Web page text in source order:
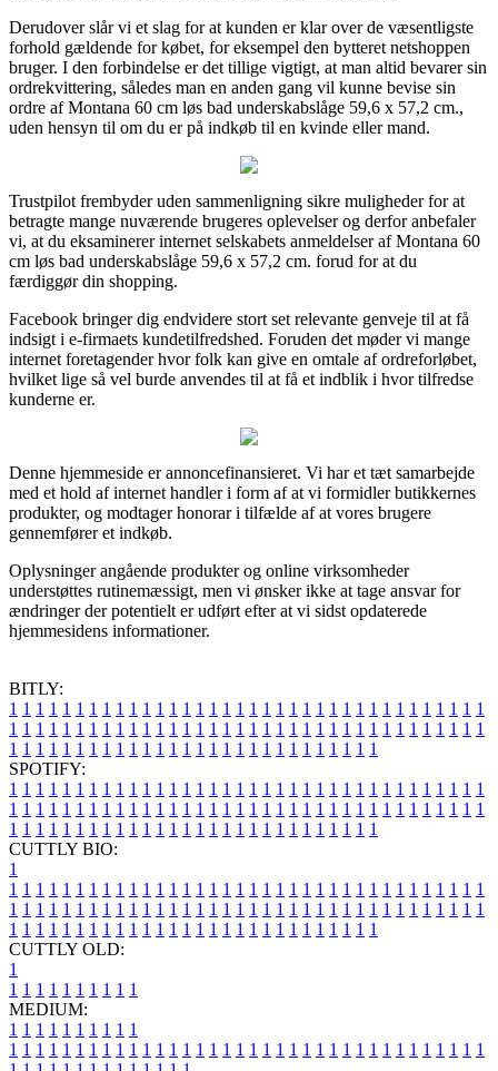
Derudover slår vi et slag for at kunden er klar over de væsentligste
forhold gældende for købet, for eksempel den bytteret netshoppen
bruger. I den forbindelse er det tillige vigtigt, at man altid bevarer sin
ordrekvittering, således man en anden gang vil kunne bevise sin
ordre af Montana 60 cm løs bad underskabslåge 59,6 x 57,2 cm.,
uden hensyn til om du er på indkøb til en kvinde eller mand.
Trustpilot frembyder uden sammenligning sikre muligheder for at
betragte mange nuværende brugeres oplevelser og derfor anbefaler
vi, at du eksaminerer internet selskabets anmeldelser af Montana 60
cm løs bad underskabslåge 59,6 x 57,2 cm. forud for at du
færdiggør din shopping.
Facebook bringer dig endvidere stort set relevante genveje til at få
indsigt i e-firmaets kundetilfredshed. Foruden det møder vi mange
internet foretagender hvor folk kan give en omtale af ordreforløbet,
hvilket lige så vel burde anvendes til at få et indblik i hvor tilfredse
kunderne er.
Denne hjemmeside er annoncefinansieret. Vi har et tæt samarbejde
med et hold af internet handler i form af at vi formidler butikkernes
produkter, og modtager honorar i tilfælde af at vores brugere
gennemfører et indkøb.
Oplysninger angående produkter og online virksomheder
understøttes rutinemæssigt, men vi ønsker ikke at tage ansvar for
ændringer der potentielt er udført efter at vi sidst opdaterede
hjemmesidens informationer.
BITLY:
1 1 1 1 1 1 1 1 1 1 1 1 1 1 1 1 1 1 1 1 1 1 1 1 1 1 1 1 1 1 1 1 1 1 1 1
1 1 1 1 1 1 1 1 1 1 1 1 1 1 1 1 1 1 1 1 1 1 1 1 1 1 1 1 1 1 1 1 1 1 1 1
1 1 1 1 1 1 1 1 1 1 1 1 1 1 1 1 1 1 1 1 1 1 1 1 1 1 1 1
SPOTIFY:
1 1 1 1 1 1 1 1 1 1 1 1 1 1 1 1 1 1 1 1 1 1 1 1 1 1 1 1 1 1 1 1 1 1 1 1
1 1 1 1 1 1 1 1 1 1 1 1 1 1 1 1 1 1 1 1 1 1 1 1 1 1 1 1 1 1 1 1 1 1 1 1
1 1 1 1 1 1 1 1 1 1 1 1 1 1 1 1 1 1 1 1 1 1 1 1 1 1 1 1
CUTTLY BIO:
1
1 1 1 1 1 1 1 1 1 1 1 1 1 1 1 1 1 1 1 1 1 1 1 1 1 1 1 1 1 1 1 1 1 1 1 1
1 1 1 1 1 1 1 1 1 1 1 1 1 1 1 1 1 1 1 1 1 1 1 1 1 1 1 1 1 1 1 1 1 1 1 1
1 1 1 1 1 1 1 1 1 1 1 1 1 1 1 1 1 1 1 1 1 1 1 1 1 1 1 1
CUTTLY OLD:
1
1 1 1 1 1 1 1 1 1 1
MEDIUM:
1 1 1 1 1 1 1 1 1 1
1 1 1 1 1 1 1 1 1 1 1 1 1 1 1 1 1 1 1 1 1 1 1 1 1 1 1 1 1 1 1 1 1 1 1 1